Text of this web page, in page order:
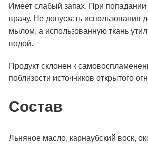
Имеет слабый запах. При
врачу. Не допускать использования
мылом, а использованную ткань
водой.
Продукт склонен к
поблизости источников открытого
Состав
Льняное масло, карнаубский воск,